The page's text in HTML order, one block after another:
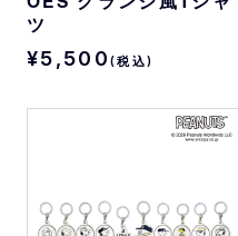
ツ
¥5,500 (税込)